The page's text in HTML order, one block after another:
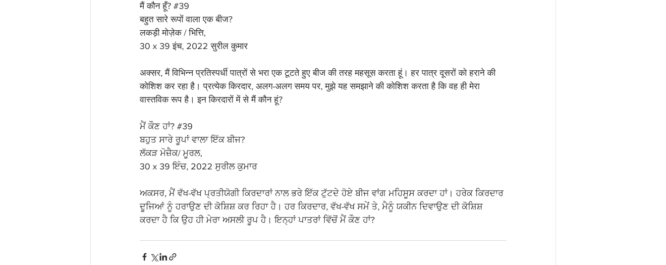
मैं कौन हूँ? #39
बहुत सारे रूपों वाला एक बीज?
लकड़ी मोज़ेक / भित्ति,
30 x 39 इंच, 2022 सुरील कुमार
अक्सर, मैं विभिन्न प्रतिस्पर्धी पात्रों से भरा एक टूटते हुए बीज की तरह महसूस करता हूं। हर पात्र दूसरों को हराने की
कोशिश कर रहा है। प्रत्येक किरदार, अलग-अलग समय पर, मुझे यह समझाने की कोशिश करता है कि वह ही मेरा
वास्तविक रूप है। इन किरदारों में से मैं कौन हूं?
ਮੈਂ ਕੌਣ ਹਾਂ? #39
ਬਹੁਤ ਸਾਰੇ ਰੂਪਾਂ ਵਾਲਾ ਇੱਕ ਬੀਜ?
ਲੱਕੜ ਮੋਜ਼ੈਕ/ ਮੂਰਲ,
30 x 39 ਇੰਚ, 2022 ਸੁਰੀਲ ਕੁਮਾਰ
ਅਕਸਰ, ਮੈਂ ਵੱਖ-ਵੱਖ ਪ੍ਰਤੀਯੋਗੀ ਕਿਰਦਾਰਾਂ ਨਾਲ ਭਰੇ ਇੱਕ ਟੁੱਟਦੇ ਹੋਏ ਬੀਜ ਵਾਂਗ ਮਹਿਸੂਸ ਕਰਦਾ ਹਾਂ। ਹਰੇਕ ਕਿਰਦਾਰ
ਦੂਜਿਆਂ ਨੂੰ ਹਰਾਉਣ ਦੀ ਕੋਸ਼ਿਸ਼ ਕਰ ਰਿਹਾ ਹੈ। ਹਰ ਕਿਰਦਾਰ, ਵੱਖ-ਵੱਖ ਸਮੇਂ ਤੇ, ਮੈਨੂੰ ਯਕੀਨ ਦਿਵਾਉਣ ਦੀ ਕੋਸ਼ਿਸ਼
ਕਰਦਾ ਹੈ ਕਿ ਉਹ ਹੀ ਮੇਰਾ ਅਸਲੀ ਰੂਪ ਹੈ। ਇਨ੍ਹਾਂ ਪਾਤਰਾਂ ਵਿੱਚੋਂ ਮੈਂ ਕੌਣ ਹਾਂ?